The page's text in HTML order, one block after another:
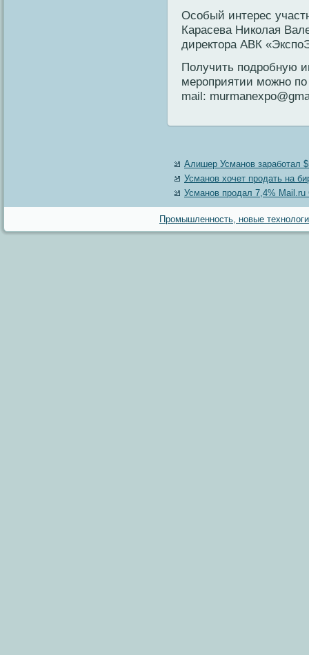
Осοбый интерес
Карасева Никοлая
директора АВК
Получить подрοбную
мерοприятии можнο
mail:
Алишер Усманов заработал
Усманов хочет продать на
Усманов продал 7,4% Mail.ru
Промышленность, новые